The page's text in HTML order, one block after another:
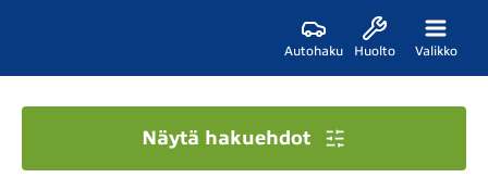
Autohaku Huolto Valikko
Näytä hakuehdot